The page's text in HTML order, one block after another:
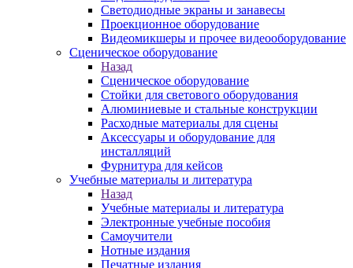
Светодиодные экраны и занавесы
Проекционное оборудование
Видеомикшеры и прочее видеооборудование
Сценическое оборудование
Назад
Сценическое оборудование
Стойки для светового оборудования
Алюминиевые и стальные конструкции
Расходные материалы для сцены
Аксессуары и оборудование для
инсталляций
Фурнитура для кейсов
Учебные материалы и литература
Назад
Учебные материалы и литература
Электронные учебные пособия
Самоучители
Нотные издания
Печатные издания